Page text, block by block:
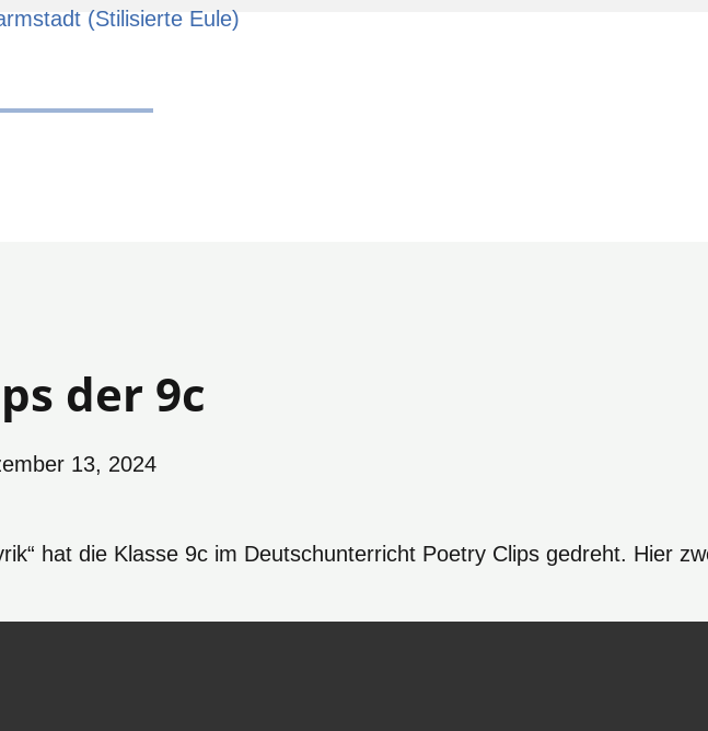
der 9c
13, 2024
hat die Klasse 9c im Deutschunterricht Poetry Clips gedreht. Hier